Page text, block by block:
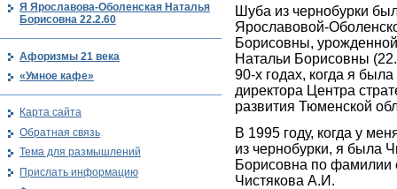
Шуба из чернобурки
Ярославовой-
Борисовны,
Натальи Борисовны
90-х годах, когда я
директора Центра
развития Тюменской
В 1995 году, когда у
из чернобурки, я была
Борисовна по
Чистякова А.И.
Я Ярославова-Оболенская Наталья
Борисовна 22.2.60
Афоризмы 21 века
«Умное кафе»
Карта сайта
Обратная связь
Тема для размышлений
Прислать информацию